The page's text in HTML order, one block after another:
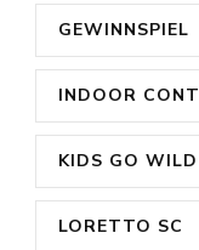
GEWINNSPIEL
INDOOR
KIDS GO WILD
LORETTO SC